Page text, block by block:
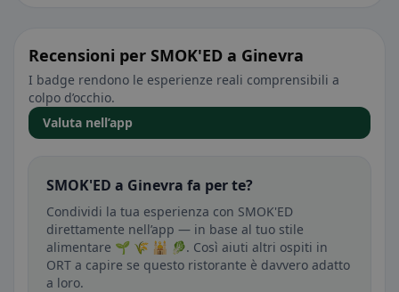
Recensioni per SMOK'ED a Ginevra
I badge rendono le esperienze reali comprensibili a
colpo d’occhio.
Valuta nell’app
SMOK'ED a Ginevra fa per te?
Condividi la tua esperienza con SMOK'ED
direttamente nell’app — in base al tuo stile
alimentare 🌱 🌾 🕌 🥬. Così aiuti altri ospiti in
ORT a capire se questo ristorante è davvero adatto
a loro.